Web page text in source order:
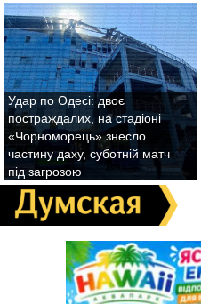
Удар по Одесі: двоє
постраждалих, на стадіоні
«Чорноморець» знесло
частину даху, суботній матч
під загрозою